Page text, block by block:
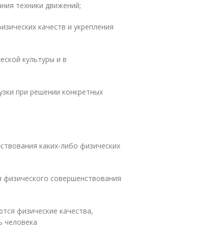
техники движений;
качеств и укрепления
культуры и в
при решении конкретных
каких-либо физических
совершенствования
физические качества,
человека